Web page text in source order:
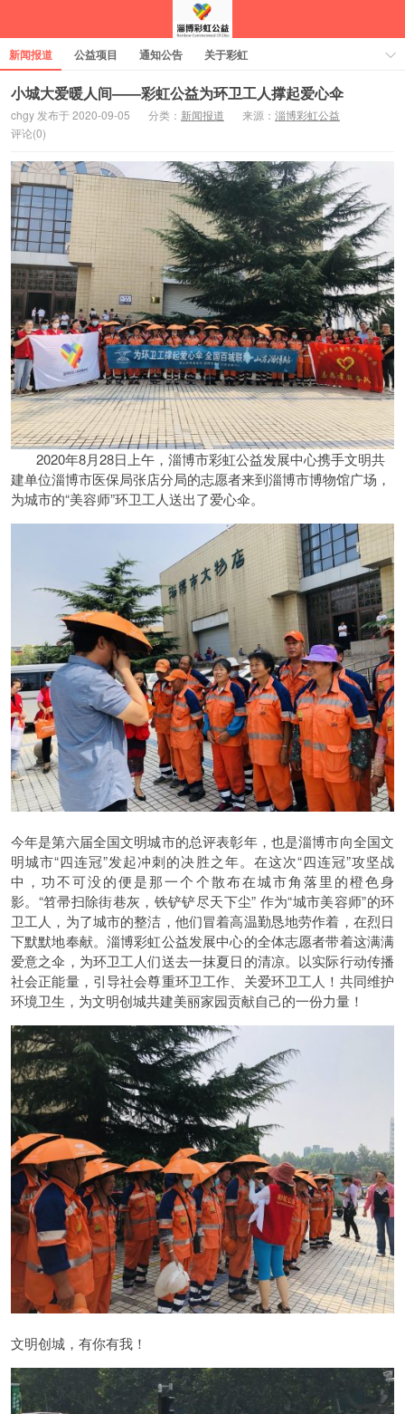
新闻报道 公益项目 通知公告 关于彩虹
小城大爱暖人间——彩虹公益为环卫工人撑起爱心伞
chgy 发布于 2020-09-05 分类： 新闻报道 来源： 淄博彩虹公益
评论(0)
2020年8月28日上午，淄博市彩虹公益发展中心携手文明共
建单位淄博市医保局张店分局的志愿者来到淄博市博物馆广场，
为城市的“美容师”环卫工人送出了爱心伞。
今年是第六届全国文明城市的总评表彰年，也是淄博市向全国文
明城市“四连冠”发起冲刺的决胜之年。在这次“四连冠”攻坚战
中，功不可没的便是那一个个散布在城市角落里的橙色身
影。“笤帚扫除街巷灰，铁铲铲尽天下尘” 作为“城市美容师”的环
卫工人，为了城市的整洁，他们冒着高温勤恳地劳作着，在烈日
下默默地奉献。淄博彩虹公益发展中心的全体志愿者带着这满满
爱意之伞，为环卫工人们送去一抹夏日的清凉。以实际行动传播
社会正能量，引导社会尊重环卫工作、关爱环卫工人！共同维护
环境卫生，为文明创城共建美丽家园贡献自己的一份力量！
文明创城，有你有我！